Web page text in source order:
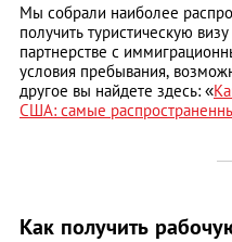
Мы собрали наиболее
получить туристическую
партнерстве с
условия пребывания,
другое вы найдете здесь: «
США: самые
Как получить